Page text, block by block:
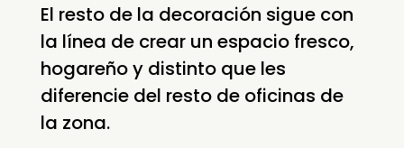
El resto de la decoración sigue con
la línea de crear un espacio fresco,
hogareño y distinto que les
diferencie del resto de oficinas de
la zona.